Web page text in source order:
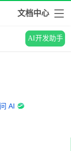
文档中心
AI开发助手
问 AI